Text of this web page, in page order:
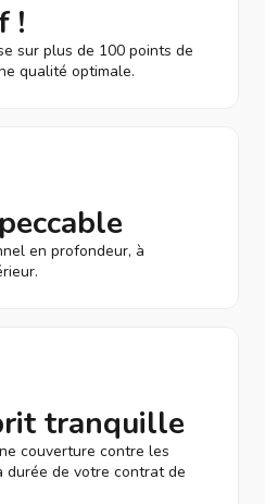
!
sur plus de 100 points de
qualité optimale.
en profondeur, à
tranquille
couverture contre les
de votre contrat de